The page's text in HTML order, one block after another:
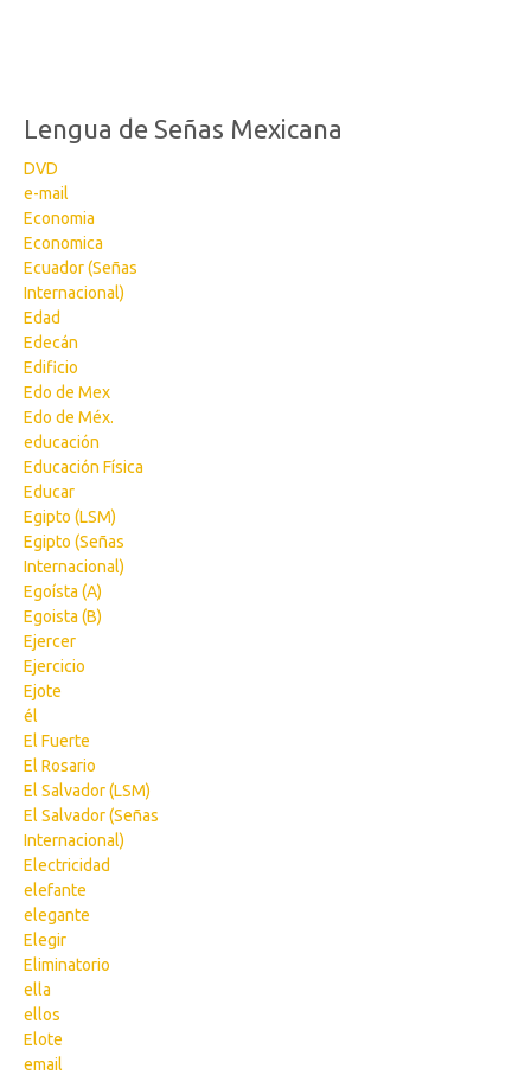
Lengua de Señas Mexicana
DVD
e-mail
Economia
Economica
Ecuador (Señas
Internacional)
Edad
Edecán
Edificio
Edo de Mex
Edo de Méx.
educación
Educación Física
Educar
Egipto (LSM)
Egipto (Señas
Internacional)
Egoísta (A)
Egoista (B)
Ejercer
Ejercicio
Ejote
él
El Fuerte
El Rosario
El Salvador (LSM)
El Salvador (Señas
Internacional)
Electricidad
elefante
elegante
Elegir
Eliminatorio
ella
ellos
Elote
email